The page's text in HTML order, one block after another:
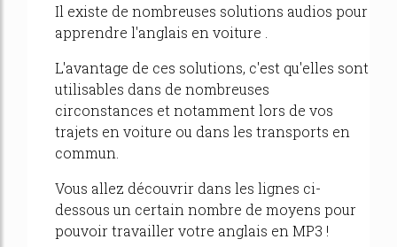
Il existe de nombreuses solutions audios pour
apprendre l'anglais en voiture .
L'avantage de ces solutions, c'est qu'elles sont
utilisables dans de nombreuses
circonstances et notamment lors de vos
trajets en voiture ou dans les transports en
commun.
Vous allez découvrir dans les lignes ci-
dessous un certain nombre de moyens pour
pouvoir travailler votre anglais en MP3 !